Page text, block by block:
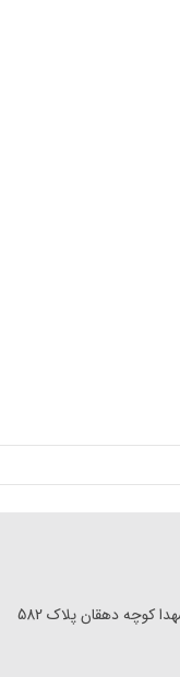
کوچه دهقان پلاک 582